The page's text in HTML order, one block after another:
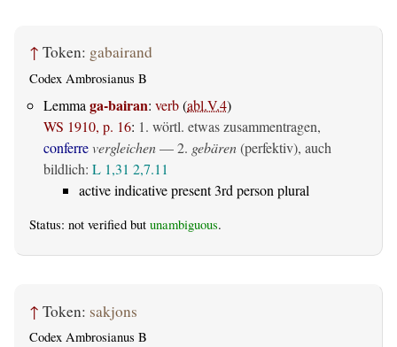
↑ Token: gabairand
Codex Ambrosianus B
Lemma ga-bairan: verb(abl.V.4)
WS 1910, p. 16: 1. wörtl. etwas zusammentragen,
conferrevergleichen— 2. gebären(perfektiv), auch
bildlich: L 1,31 2,7.11
active indicative present 3rd person plural
Status: not verified but unambiguous.
↑ Token: sakjons
Codex Ambrosianus B